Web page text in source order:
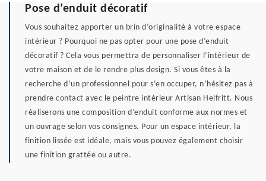
Pose d’enduit décoratif
Vous souhaitez apporter un brin d’originalité à votre espace
intérieur ? Pourquoi ne pas opter pour une pose d’enduit
décoratif ? Cela vous permettra de personnaliser l’intérieur de
votre maison et de le rendre plus design. Si vous êtes à la
recherche d’un professionnel pour s’en occuper, n’hésitez pas à
prendre contact avec le peintre intérieur Artisan Helfritt. Nous
réaliserons une composition d’enduit conforme aux normes et
un ouvrage selon vos consignes. Pour un espace intérieur, la
finition lissée est idéale, mais vous pouvez également choisir
une finition grattée ou autre.